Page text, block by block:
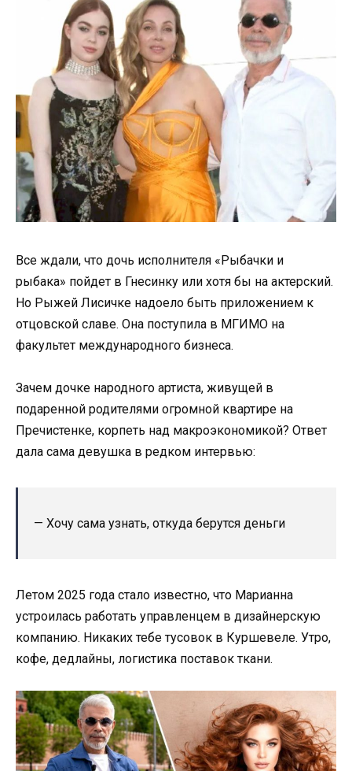
Все ждали, что дочь исполнителя «Рыбачки и
рыбака» пойдет в Гнесинку или хотя бы на актерский.
Но Рыжей Лисичке надоело быть приложением к
отцовской славе. Она поступила в МГИМО на
факультет международного бизнеса.
Зачем дочке народного артиста, живущей в
подаренной родителями огромной квартире на
Пречистенке, корпеть над макроэкономикой? Ответ
дала сама девушка в редком интервью:
— Хочу сама узнать, откуда берутся деньги
Летом 2025 года стало известно, что Марианна
устроилась работать управленцем в дизайнерскую
компанию. Никаких тебе тусовок в Куршевеле. Утро,
кофе, дедлайны, логистика поставок ткани.